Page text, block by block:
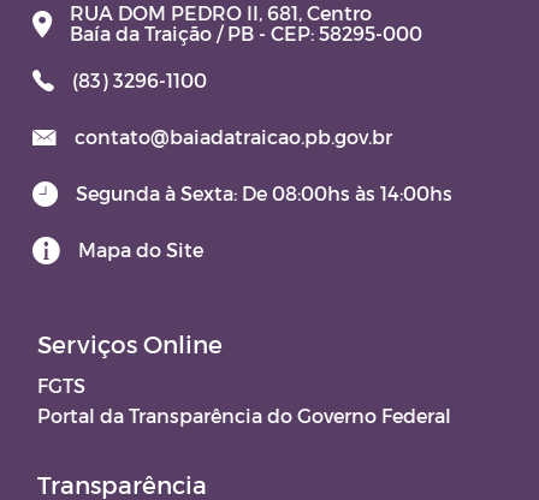
RUA DOM PEDRO II, 681, Centro
Baía da Traição / PB - CEP: 58295-000
(83) 3296-1100
contato@baiadatraicao.pb.gov.br
Segunda à Sexta: De 08:00hs às 14:00hs
Mapa do Site
Serviços Online
FGTS
Portal da Transparência do Governo Federal
Transparência